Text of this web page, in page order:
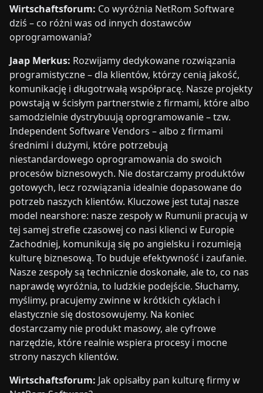
Wirtschaftsforum: Co wyróżnia NetRom Software
dziś – co różni was od innych dostawców
oprogramowania?
Jaap Merkus: Rozwijamy dedykowane rozwiązania
programistyczne – dla klientów, którzy cenią jakość,
komunikację i długotrwałą współpracę. Nasze projekty
powstają w ścisłym partnerstwie z firmami, które albo
samodzielnie dystrybuują oprogramowanie – tzw.
Independent Software Vendors – albo z firmami
średnimi i dużymi, które potrzebują
niestandardowego oprogramowania do swoich
procesów biznesowych. Nie dostarczamy produktów
gotowych, lecz rozwiązania idealnie dopasowane do
potrzeb naszych klientów. Kluczowe jest tutaj nasze
model nearshore: nasze zespoły w Rumunii pracują w
tej samej strefie czasowej co nasi klienci w Europie
Zachodniej, komunikują się po angielsku i rozumieją
kulturę biznesową. To buduje efektywność i zaufanie.
Nasze zespoły są technicznie doskonałe, ale to, co nas
naprawdę wyróżnia, to ludzkie podejście. Słuchamy,
myślimy, pracujemy zwinne w krótkich cyklach i
elastycznie się dostosowujemy. Na koniec
dostarczamy nie produkt masowy, ale cyfrowe
narzędzie, które realnie wspiera procesy i mocne
strony naszych klientów.
Wirtschaftsforum: Jak opisałby pan kulturę firmy w